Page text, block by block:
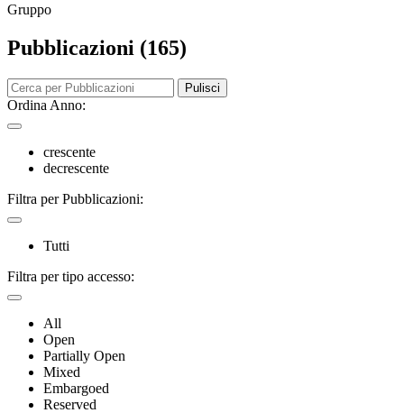
Gruppo
Pubblicazioni (165)
Pulisci
Ordina Anno:
crescente
decrescente
Filtra per Pubblicazioni:
Tutti
Filtra per tipo accesso:
All
Open
Partially Open
Mixed
Embargoed
Reserved